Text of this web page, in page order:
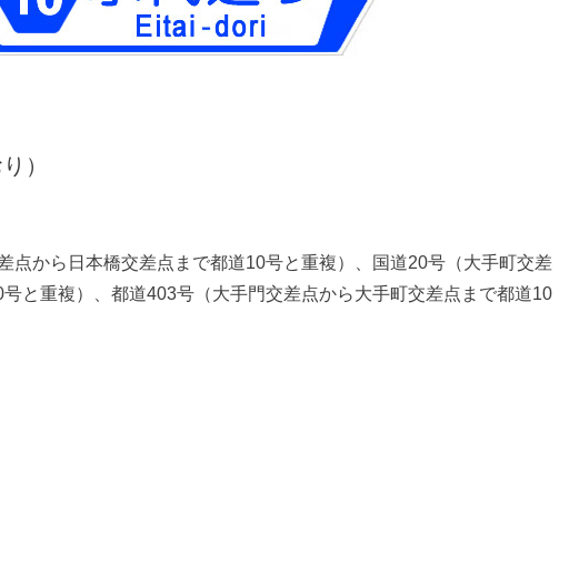
）
点から日本橋交差点まで都道10号と重複）、国道20号（大手町交差
と重複）、都道403号（大手門交差点から大手町交差点まで都道10